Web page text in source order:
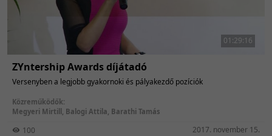
01:29:16
ZYntership Awards díjátadó
Versenyben a legjobb gyakornoki és pályakezdő pozíciók
Közreműködők:
Megyeri Mirtill , Balogi Attila, Barathi Tamás
100 2017. november 15.